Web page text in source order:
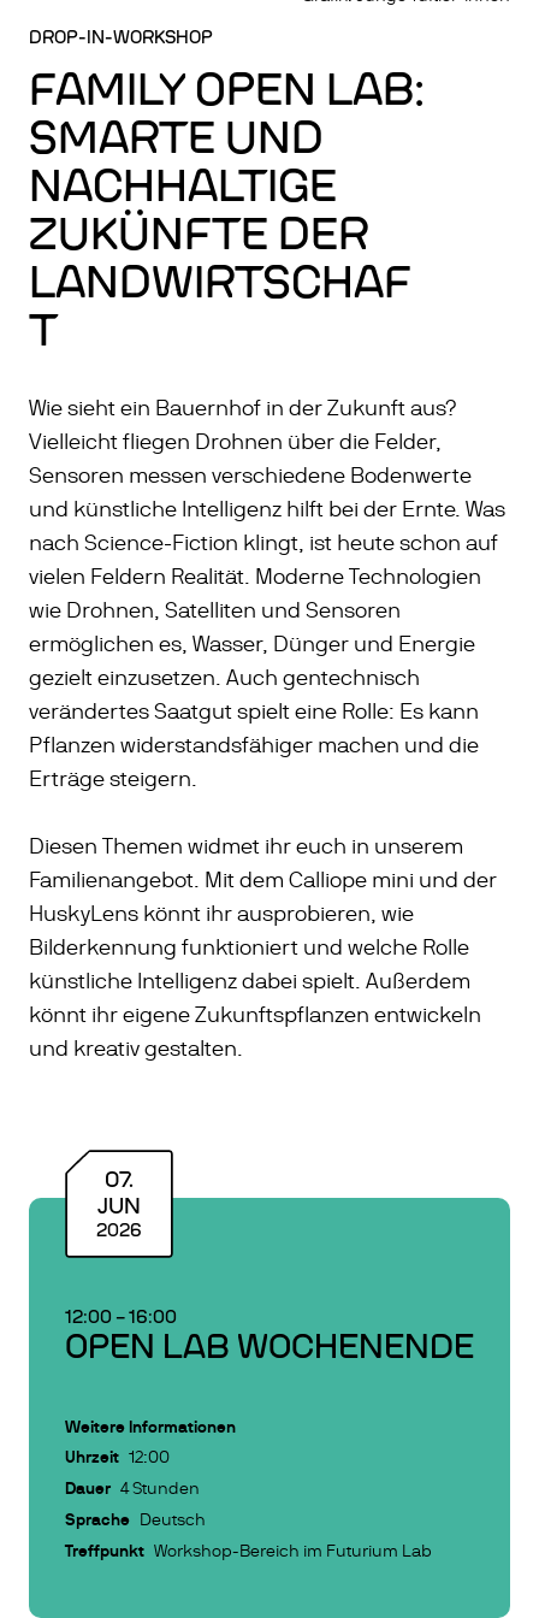
DROP-IN-WORKSHOP
FAMILY OPEN LAB:
SMARTE UND
NACHHALTIGE
ZUKÜNFTE DER
LANDWIRTSCHAF
T
Wie sieht ein Bauernhof in der Zukunft aus?
Vielleicht fliegen Drohnen über die Felder,
Sensoren messen verschiedene Bodenwerte
und künstliche Intelligenz hilft bei der Ernte. Was
nach Science-Fiction klingt, ist heute schon auf
vielen Feldern Realität. Moderne Technologien
wie Drohnen, Satelliten und Sensoren
ermöglichen es, Wasser, Dünger und Energie
gezielt einzusetzen. Auch gentechnisch
verändertes Saatgut spielt eine Rolle: Es kann
Pflanzen widerstandsfähiger machen und die
Erträge steigern.
Diesen Themen widmet ihr euch in unserem
Familienangebot. Mit dem Calliope mini und der
HuskyLens könnt ihr ausprobieren, wie
Bilderkennung funktioniert und welche Rolle
künstliche Intelligenz dabei spielt. Außerdem
könnt ihr eigene Zukunftspflanzen entwickeln
und kreativ gestalten.
07.
JUN
2026
12:00 –16:00
OPEN LAB WOCHENENDE
Weitere Informationen
Uhrzeit 12:00
Dauer 4 Stunden
Sprache Deutsch
Treffpunkt Workshop-Bereich im Futurium Lab